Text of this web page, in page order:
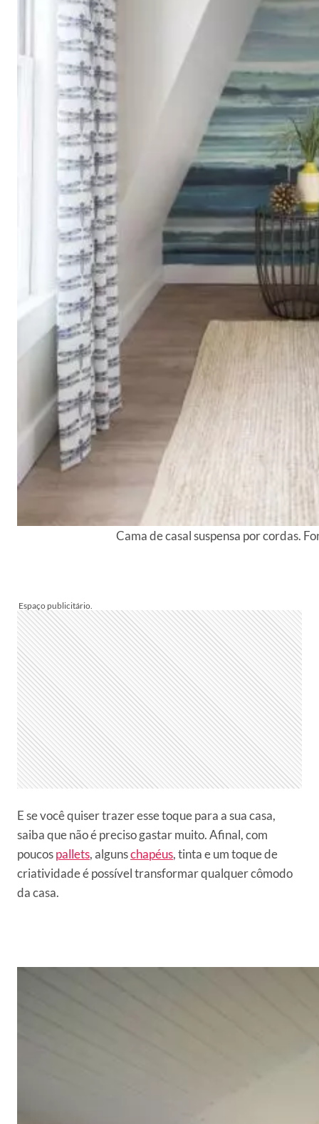
Cama de casal suspensa por cordas.
E se você quiser trazer esse toque para a sua casa,
saiba que não é preciso gastar muito. Afinal, com
poucospallets, algunschapéus, tinta e um toque de
criatividade é possível transformar qualquer cômodo
da casa.